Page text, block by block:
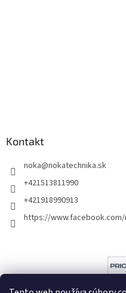
Kontakt
noka@nokatechnika.sk
+421513811990
+421918990913
https://